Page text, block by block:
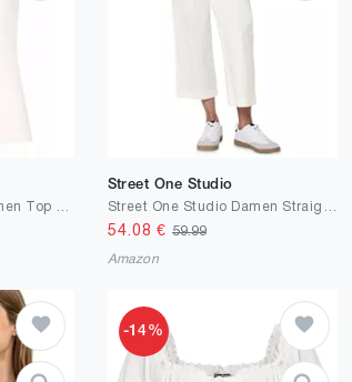
Street One Studio
54.08 € 59.99
Amazon
-14%